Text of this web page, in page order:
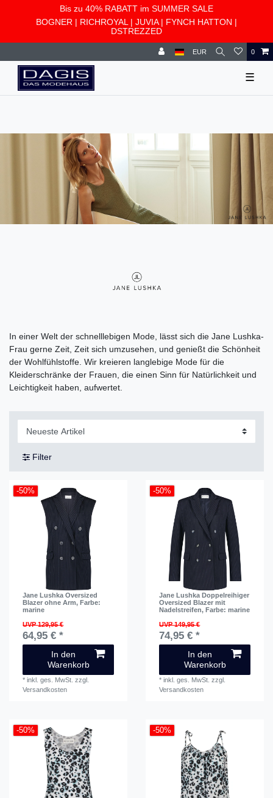
Bis zu 40% RABATT im SUMMER SALE
BOGNER | RICHROYAL | JUVIA| FYNCH HATTON |
DSTREZZED
EUR 0
☰
In einer Welt der schnelllebigen Mode, lässt sich die Jane Lushka-
Frau gerne Zeit, Zeit sich umzusehen, und genießt die Schönheit
der Wohlfühlstoffe. Wir kreieren langlebige Mode für die
Kleiderschränke der Frauen, die einen Sinn für Natürlichkeit und
Leichtigkeit haben, aufwertet.
Filter
-50%
Jane Lushka Oversized
Blazer ohne Arm, Farbe:
marine
UVP 129,95 €
64,95 € *
In den
Warenkorb
*inkl. ges. MwSt. zzgl.
Versandkosten
-50%
Jane Lushka Doppelreihiger
Oversized Blazer mit
Nadelstreifen, Farbe: marine
UVP 149,95 €
74,95 € *
In den
Warenkorb
*inkl. ges. MwSt. zzgl.
Versandkosten
-50% -50%